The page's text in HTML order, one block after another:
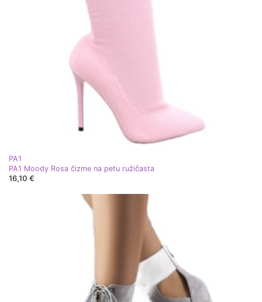
PA1
PA1 Moody Rosa čizme na petu ružičasta
16,10 €